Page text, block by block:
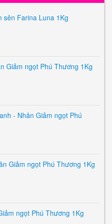
sên Farina Luna 1Kg
Giảm ngọt Phú Thương 1Kg
- Nhân Giảm ngọt Phú
Giảm ngọt Phú Thương 1Kg
ngọt Phú Thương 1Kg